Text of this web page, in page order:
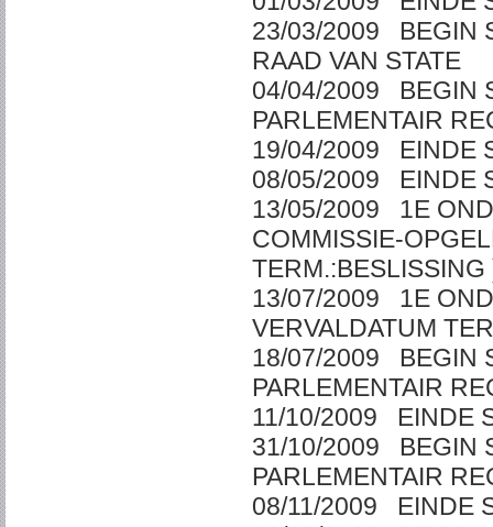
23/03/2009
RAAD VAN STATE
04/04/2009
PARLEMENTAIR
19/04/2009
08/05/2009
13/05/2009 1E
COMMISSIE-
13/07/2009 1E
VERVALDATUM
18/07/2009
PARLEMENTAIR
11/10/2009
31/10/2009
PARLEMENTAIR
08/11/2009